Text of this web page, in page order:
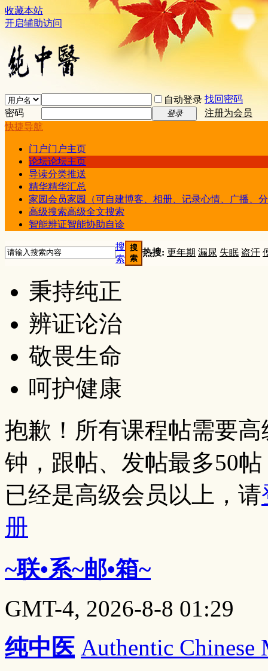
收藏本站
开启辅助访问
自动登录 找回密码
密码
登录
注册为会员
快捷导航
门户门户主页
论坛论坛主页
导读分类推送
精华精华汇总
家园会员家园（可自建博客、相册、记录心情、广播、
高级搜索高级全文搜索
智能辨证智能协助自诊
搜
索
搜
索
热搜: 更年期 漏尿 失眠 盗汗
秉持纯正
辨证论治
敬畏生命
呵护健康
抱歉！所有课程帖需要
钟，跟帖、发帖最多50
已经是高级会员以上，请
册
~联•系~邮•箱~
GMT-4, 2026-8-8 01:29
纯中医 Authentic